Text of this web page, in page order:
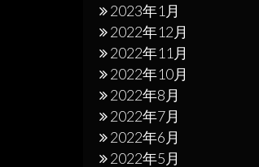
2023年1月
2022年12月
2022年11月
2022年10月
2022年8月
2022年7月
2022年6月
2022年5月